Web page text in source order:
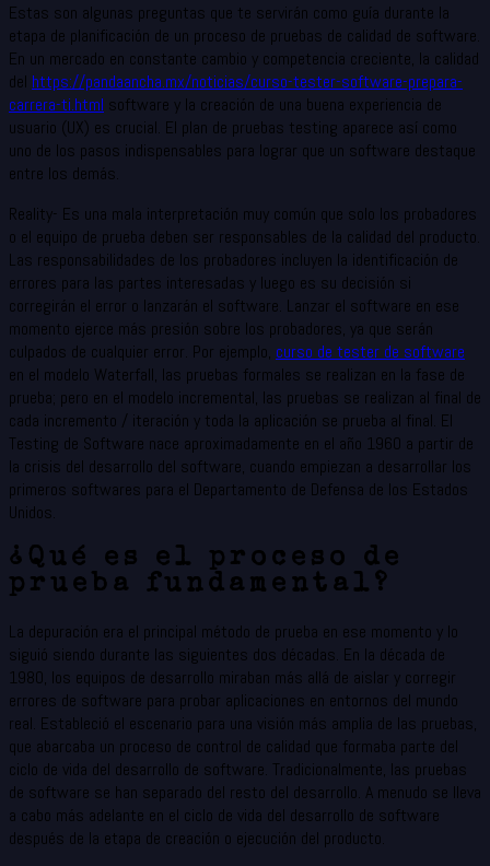
Estas son algunas preguntas que te servirán como guía durante la
etapa de planificación de un proceso de pruebas de calidad de software.
En un mercado en constante cambio y competencia creciente, la calidad
del https://pandaancha.mx/noticias/curso-tester-software-prepara-
carrera-ti.html software y la creación de una buena experiencia de
usuario (UX) es crucial. El plan de pruebas testing aparece así como
uno de los pasos indispensables para lograr que un software destaque
entre los demás.
Reality- Es una mala interpretación muy común que solo los probadores
o el equipo de prueba deben ser responsables de la calidad del producto.
Las responsabilidades de los probadores incluyen la identificación de
errores para las partes interesadas y luego es su decisión si
corregirán el error o lanzarán el software. Lanzar el software en ese
momento ejerce más presión sobre los probadores, ya que serán
culpados de cualquier error. Por ejemplo, curso de tester de software
en el modelo Waterfall, las pruebas formales se realizan en la fase de
prueba; pero en el modelo incremental, las pruebas se realizan al final de
cada incremento / iteración y toda la aplicación se prueba al final. El
Testing de Software nace aproximadamente en el año 1960 a partir de
la crisis del desarrollo del software, cuando empiezan a desarrollar los
primeros softwares para el Departamento de Defensa de los Estados
Unidos.
¿Qué es el proceso de
prueba fundamental?
La depuración era el principal método de prueba en ese momento y lo
siguió siendo durante las siguientes dos décadas. En la década de
1980, los equipos de desarrollo miraban más allá de aislar y corregir
errores de software para probar aplicaciones en entornos del mundo
real. Estableció el escenario para una visión más amplia de las pruebas,
que abarcaba un proceso de control de calidad que formaba parte del
ciclo de vida del desarrollo de software. Tradicionalmente, las pruebas
de software se han separado del resto del desarrollo. A menudo se lleva
a cabo más adelante en el ciclo de vida del desarrollo de software
después de la etapa de creación o ejecución del producto.